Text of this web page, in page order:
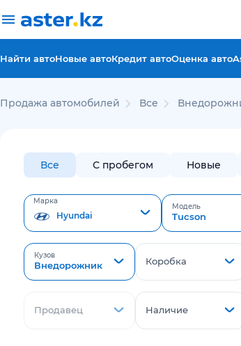
Найти автоНовые автоКредит автоОценка авто
Продажа автомобилей Все
Все С пробегом Новые
Марка
Hyundai
Модель
Tucson
Кузов
Внедорожник Коробка
Продавец Наличие